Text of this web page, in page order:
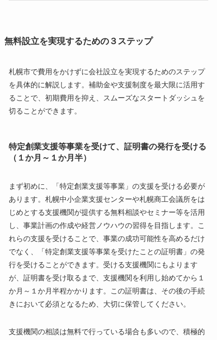
無料設立を実現するための３ステップ
札幌市で費用をかけずに会社設立を実現するためのステップ
を具体的に解説します。補助金や支援制度を最大限に活用す
ることで、初期費用を抑え、スムーズなスタートダッシュを
切ることができます。
特定創業支援等事業を受けて、証明書の発行を受ける
（１か月～１か月半）
まず初めに、「特定創業支援等事業」の支援を受ける必要が
あります。札幌中小企業支援センターや札幌商工会議所をは
じめとする支援機関が提供する無料相談やセミナー等を活用
し、事業計画の作成や経営ノウハウの習得を目指します。こ
れらの支援を受けることで、事業の成功可能性を高めるだけ
でなく、「特定創業支援等事業を受けたことの証明書」の発
行を受けることができます。受ける支援機関にもよります
が、証明書を受け取るまで、支援機関を利用し始めてから１
か月～１か月半程かかります。この証明書は、その後の手続
きにおいて必須となるため、大切に保管してください。
支援機関の相談は無料で行っている場合も多いので、積極的